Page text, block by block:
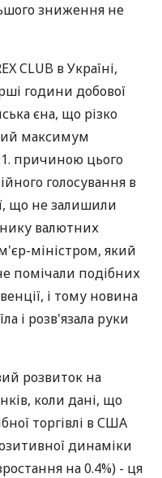
зниження не
CLUB в Україні,
години добової
єна, що різко
максимум
причиною цього
голосування в
що не залишили
валютних
міністром, який
помічали подібних
і тому новина
і розв'язала руки
розвиток на
коли дані, що
торгівлі в США
динаміки
на 0.4%) - ця